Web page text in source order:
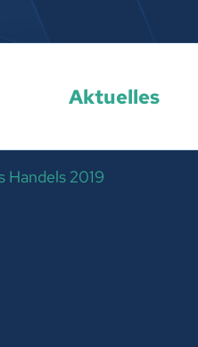
Aktuelles
Handels 2019